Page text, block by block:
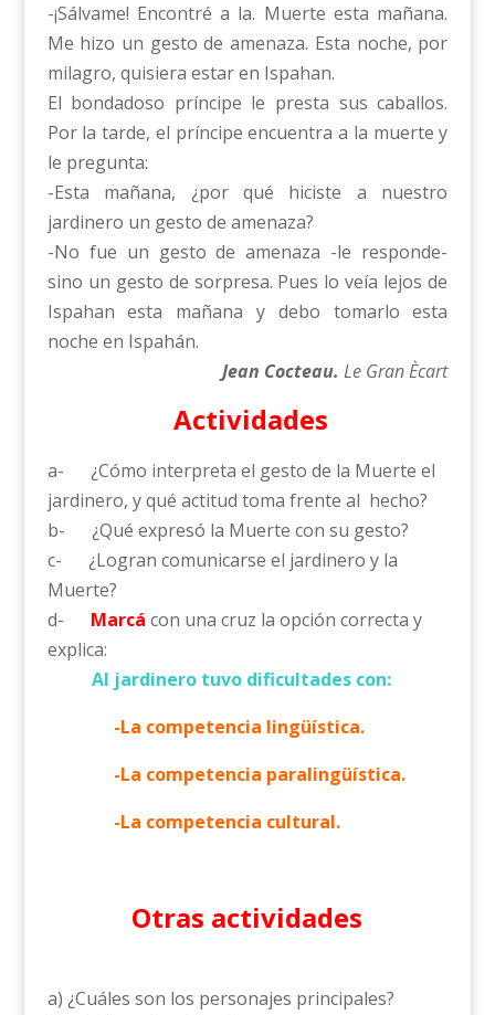
-¡Sálvame! Encontré a la. Muerte esta mañana.
Me hizo un gesto de amenaza. Esta noche, por
milagro, quisiera estar en Ispahan.
El bondadoso príncipe le presta sus caballos.
Por la tarde, el príncipe encuentra a la muerte y
le pregunta:
-Esta mañana, ¿por qué hiciste a nuestro
jardinero un gesto de amenaza?
-No fue un gesto de amenaza -le responde-
sino un gesto de sorpresa. Pues lo veía lejos de
Ispahan esta mañana y debo tomarlo esta
noche en Ispahán.
Jean Cocteau.Le Gran Ècart
Actividades
a- ¿Cómo interpreta el gesto de la Muerte el
jardinero, y qué actitud toma frente al hecho?
b- ¿Qué expresó la Muerte con su gesto?
c- ¿Logran comunicarse el jardinero y la
Muerte?
d- Marcá con una cruz la opción correcta y
explica:
Al jardinero tuvo dificultades con:
-La competencia lingüística.
-La competencia paralingüística.
-La competencia cultural.
Otras actividades
a) ¿Cuáles son los personajes principales?